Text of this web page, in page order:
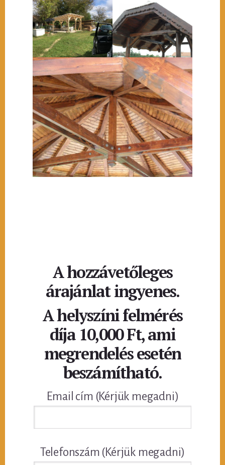
A hozzávetőleges
árajánlat ingyenes.
A helyszíni felmérés
díja 10,000 Ft, ami
megrendelés esetén
beszámítható.
Email cím (Kérjük megadni)
Telefonszám (Kérjük megadni)